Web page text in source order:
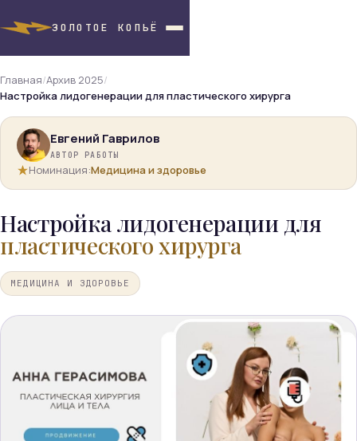
ЗОЛОТОЕ КОПЬЁ
Главная/Архив 2025/
Настройка лидогенерации для пластического хирурга
Евгений Гаврилов
АВТОР РАБОТЫ
Номинация:Медицина и здоровье
Настройка лидогенерации для
пластического хирурга
МЕДИЦИНА И ЗДОРОВЬЕ